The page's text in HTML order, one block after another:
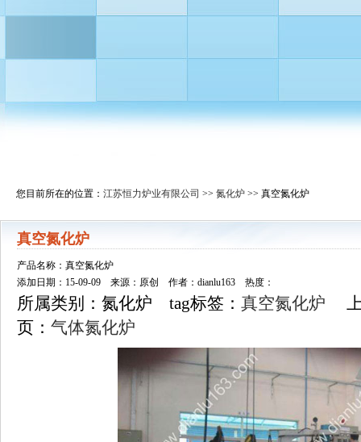
您目前所在的位置： 江苏恒力炉业有限公司 >> 氮化炉 >> 真空氮化炉
真空氮化炉
产品名称：真空氮化炉
添加日期：15-09-09 来源：原创 作者：dianlu163 热度：
所属类别：氮化炉 tag标签： 真空氮化炉 上
页： 气体氮化炉